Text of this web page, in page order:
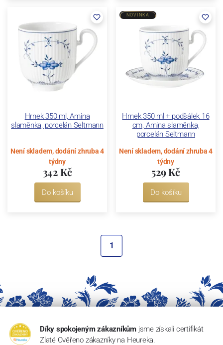
Hrnek 350 ml, Amina
slaměnka, porcelán Seltmann
Není skladem, dodání zhruba 4
týdny
342 Kč
Do košíku
Hrnek 350 ml + podšálek 16
cm, Amina slaměnka,
porcelán Seltmann
NOVINKA
Není skladem, dodání zhruba 4
týdny
529 Kč
Do košíku
1
Díky spokojeným zákazníkům jsme získali certifikát
Zlaté Ověřeno zákazníky na Heureka.